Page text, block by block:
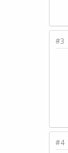
#3
#4